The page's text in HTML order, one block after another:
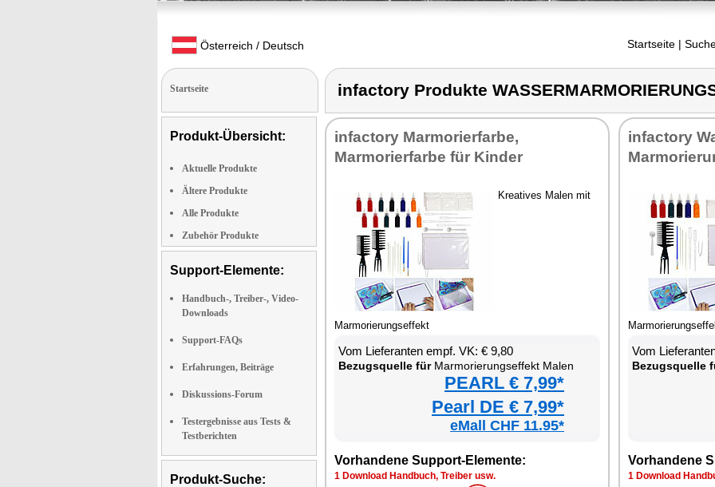
Österreich / Deutsch Startseite |
Startseite
Produkt-Übersicht:
Aktuelle Produkte
Ältere Produkte
Alle Produkte
Zubehör Produkte
Support-Elemente:
Handbuch-, Treiber-, Video-
Downloads
Support-FAQs
Erfahrungen, Beiträge
Diskussions-Forum
Testergebnisse aus Tests &
Testberichten
Produkt-Suche:
infactory Produkte
infactory Marmorierfarbe,
Marmorierfarbe für Kinder
Kreatives Malen mit
Marmorierungseffekt
Vom Lieferanten empf. VK: € 9,80
Bezugsquelle fürMarmorierungseffekt Malen
PEARL € 7,99*
Pearl DE € 7,99*
eMall CHF 11.95*
Vorhandene Support-Elemente:
1 Download Handbuch, Treiber usw.
infactory
Vom
Bezugsquelle
Vorhandene
1 Download